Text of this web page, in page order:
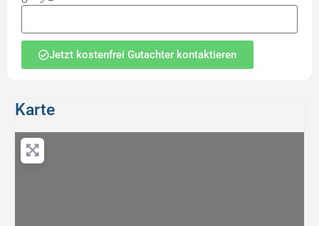
Karte
Jetzt kostenfrei Gutachter kontaktieren